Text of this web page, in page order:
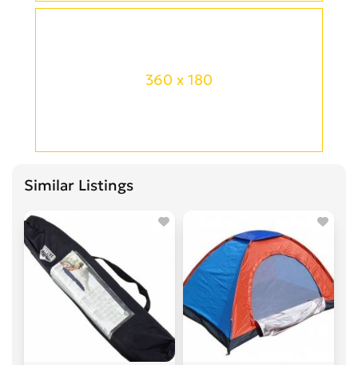
360 x 180
Similar Listings